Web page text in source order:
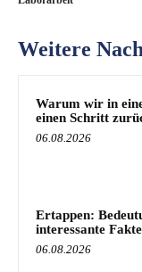
Weitere
Warum wir in
einen Schritt
06.08.2026
Ertappen:
interessante
06.08.2026